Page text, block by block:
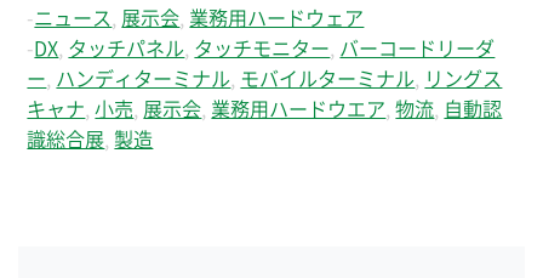
- ニュース 展示会 業務用ハードウェア
- DX タッチパネル タッチモニター
バーコードリーダ
ー
ハンディターミナル モバイルターミナル
リングス
キャナ ,小売 展示会 業務用ハードウエア ,物流
自動認
識総合展 製造